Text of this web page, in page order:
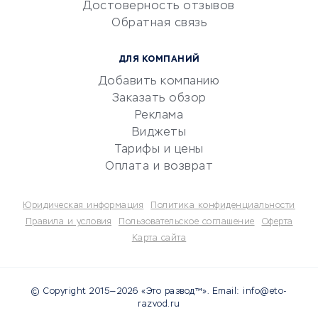
документооборот
Юридические компании
Бухгалтерия онлайн
Потребительские кредиты
Достоверность отзывов
Обратная связь
ДЛЯ КОМПАНИЙ
Добавить компанию
Заказать обзор
Реклама
Виджеты
Тарифы и цены
Оплата и возврат
Юридическая информация
Политика конфиденциальности
Правила и условия
Пользовательское соглашение
Оферта
Карта сайта
© Copyright 2015—2026 «Это развод™». Email: info@eto-
razvod.ru